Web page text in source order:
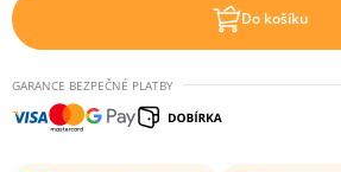
Do košíku
GARANCE BEZPEČNÉ PLATBY